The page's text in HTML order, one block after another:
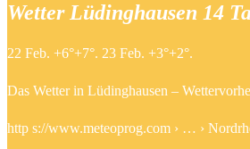
Wetter Lüdinghausen 14
22 Feb. +6°+7°. 23 Feb. +3°+2°.
Das Wetter in Lüdinghausen –
http s://www.meteoprog.com › … ›